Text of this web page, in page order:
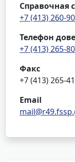
Справочная
+7 (413) 260-
Телефон
+7 (413) 265-
Факс
+7 (413) 265-
Email